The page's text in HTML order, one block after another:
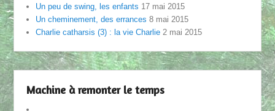
Un peu de swing, les enfants 17 mai 2015
Un cheminement, des errances 8 mai 2015
Charlie catharsis (3) : la vie Charlie 2 mai 2015
Machine à remonter le temps